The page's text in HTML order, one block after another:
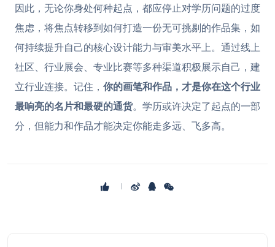
因此，无论你身处何种起点，都应停止对学历问题的过度
焦虑，将焦点转移到如何打造一份无可挑剔的作品集，如
何持续提升自己的核心设计能力与审美水平上。通过线上
社区、行业展会、专业比赛等多种渠道积极展示自己，建
立行业连接。记住， 你的画笔和作品，才是你在这个行业
最响亮的名片和最硬的通货。学历或许决定了起点的一部
分，但能力和作品才能决定你能走多远、飞多高。